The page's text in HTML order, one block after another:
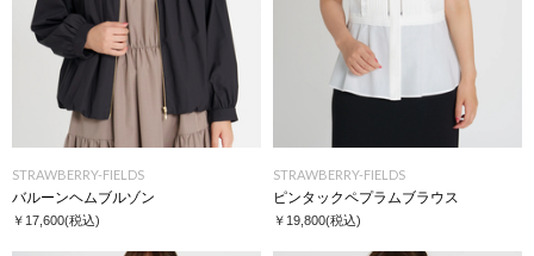
STRAWBERRY-FIELDS
バルーンヘムブルゾン
￥17,600(税込)
STRAWBERRY-FIELDS
ピンタックペプラムブラウス
￥19,800(税込)